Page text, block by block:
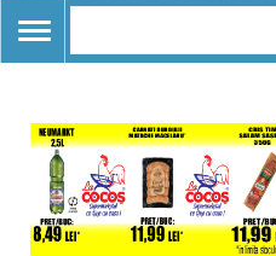
TOGGLE
NAVIGATION